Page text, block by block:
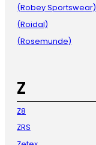
(Robey Sportswear)
(Roidal)
(Rosemunde)
Z
Z8
ZRS